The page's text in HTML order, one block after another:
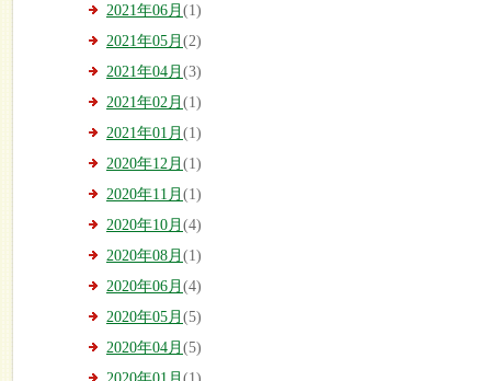
2021年06月 (1)
2021年05月 (2)
2021年04月 (3)
2021年02月 (1)
2021年01月 (1)
2020年12月 (1)
2020年11月 (1)
2020年10月 (4)
2020年08月 (1)
2020年06月 (4)
2020年05月 (5)
2020年04月 (5)